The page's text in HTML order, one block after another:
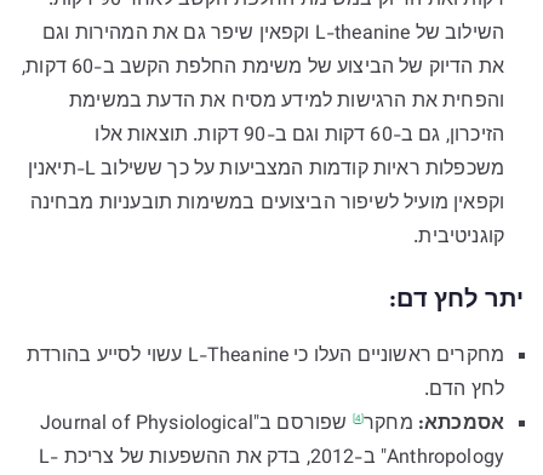
השילוב של L-theanine וקפאין שיפר גם את המהירות וגם
את הדיוק של הביצוע של משימת החלפת הקשב ב-60 דקות,
והפחית את הרגישות למידע מסיח את הדעת במשימת
הזיכרון, גם ב-60 דקות וגם ב-90 דקות. תוצאות אלו
משכפלות ראיות קודמות המצביעות על כך ששילוב L-תיאנין
וקפאין מועיל לשיפור הביצועים במשימות תובעניות מבחינה
קוגניטיבית.
יתר לחץ דם:
מחקרים ראשוניים העלו כי L-Theanine עשוי לסייע בהורדת
לחץ הדם.
אסמכתא: מחקר[4]
שפורסם ב"Journal of Physiological
Anthropology" ב-2012, בדק את ההשפעות של צריכת L-